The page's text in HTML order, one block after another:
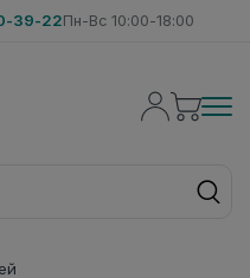
39-22Пн-Вс 10:00-18:00